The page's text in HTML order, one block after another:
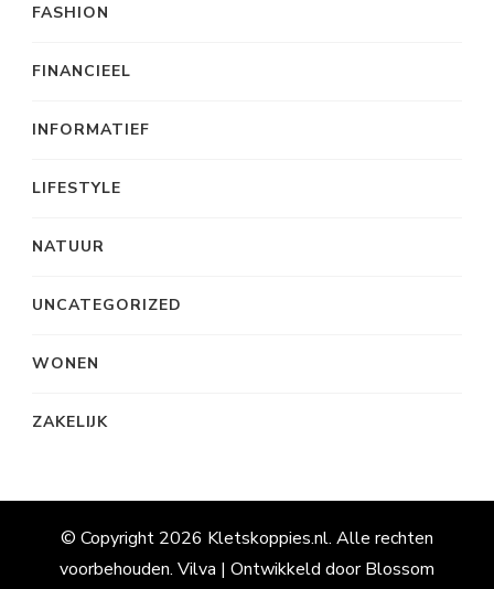
FASHION
FINANCIEEL
INFORMATIEF
LIFESTYLE
NATUUR
UNCATEGORIZED
WONEN
ZAKELIJK
© Copyright 2026 Kletskoppies.nl. Alle rechten
voorbehouden. Vilva | Ontwikkeld doorBlossom